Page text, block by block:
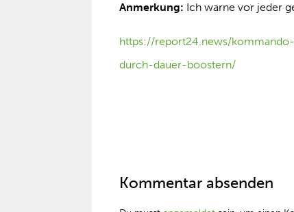
Anmerkung: Ich warne vor jeder
https://report24.news/
durch-dauer-boostern/
Kommentar absenden